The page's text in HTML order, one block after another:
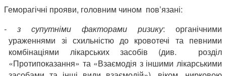
Геморагічні прояви, головним чином пов’язані:
- з супутніми факторами ризику: органічними
ураженнями зі схильністю до кровотечі та певними
комбінаціями лікарських засобів (див. розділ
«Протипоказання» та «Взаємодія з іншими лікарськими